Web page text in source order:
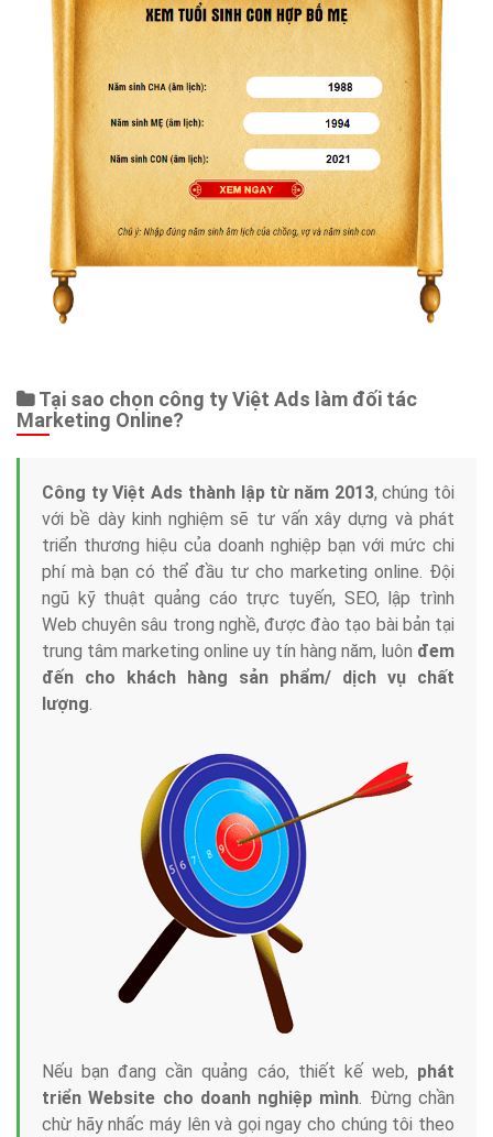
Tại sao chọn công ty Việt Ads làm đối tác
Marketing Online?
Công ty Việt Ads thành lập từ năm 2013, chúng tôi
với bề dày kinh nghiệm sẽ tư vấn xây dựng và phát
triển thương hiệu của doanh nghiệp bạn với mức chi
phí mà bạn có thể đầu tư cho marketing online. Đội
ngũ kỹ thuật quảng cáo trực tuyến, SEO, lập trình
Web chuyên sâu trong nghề, được đào tạo bài bản tại
trung tâm marketing online uy tín hàng năm, luôn đem
đến cho khách hàng sản phẩm/ dịch vụ chất
lượng.
Nếu bạn đang cần quảng cáo, thiết kế web, phát
triển Website cho doanh nghiệp mình. Đừng chần
chừ hãy nhấc máy lên và gọi ngay cho chúng tôi theo